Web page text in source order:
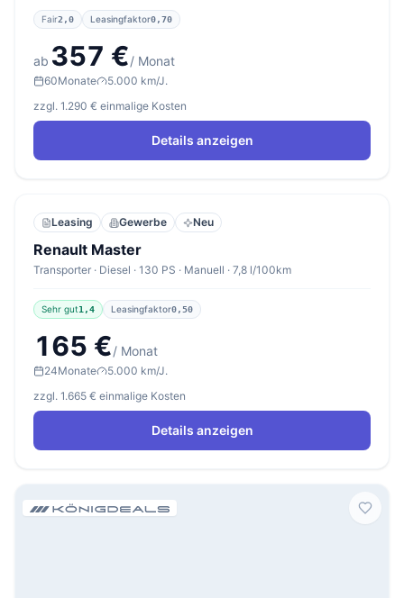
Fair2,0 Leasingfaktor0,70
ab 357 €/ Monat
60Monate
5.000 km/J.
zzgl. 1.290 € einmalige Kosten
Details anzeigen
Leasing Gewerbe Neu
Renault Master
Transporter · Diesel · 130 PS · Manuell · 7,8 l/100km
Sehr gut1,4 Leasingfaktor0,50
165 €/ Monat
24Monate
5.000 km/J.
zzgl. 1.665 € einmalige Kosten
Details anzeigen